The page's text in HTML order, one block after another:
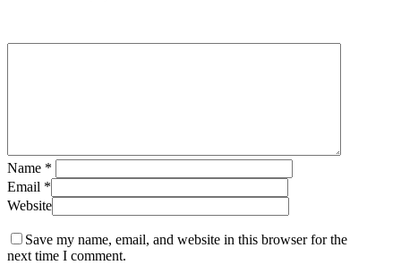
Name *
Email *
Website
Save my name, email, and website in this browser for the
next time I comment.